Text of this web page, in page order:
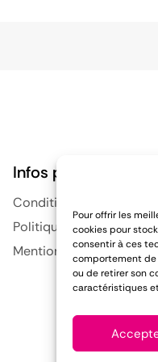
Pour offrir les
cookies pour
consentir à ces
comportement de
ou de retirer son
caractéristiques
Infos pratiques
Conditions générales de
Politique de
Mentions légales